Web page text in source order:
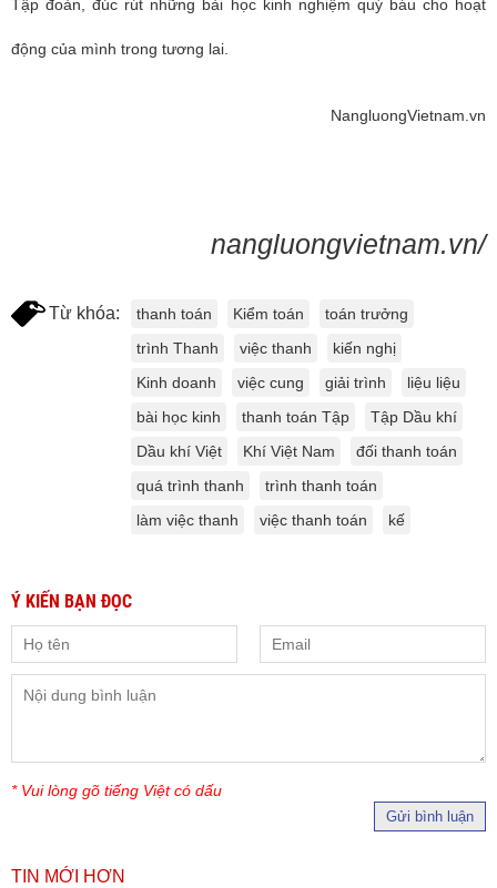
Tập đoàn, đúc rút những bài học kinh nghiệm quý báu cho hoạt
động của mình trong tương lai.
NangluongVietnam.vn
nangluongvietnam.vn/
Từ khóa: thanh toán Kiểm toán
toán trưởng
trình Thanh
việc thanh
kiến nghị
Kinh doanh
việc cung giải trình
liệu liệu
bài học kinh
thanh toán Tập
Tập Dầu khí
Dầu khí Việt
Khí Việt Nam
đối thanh toán
quá trình thanh
trình thanh toán
làm việc thanh
việc thanh toán kế
Ý KIẾN BẠN ĐỌC
* Vui lòng gõ tiếng Việt có dấu
Gửi bình luận
TIN MỚI HƠN